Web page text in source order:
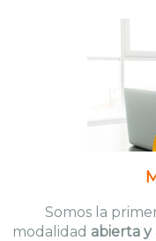
Somos la
modalidad abierta y